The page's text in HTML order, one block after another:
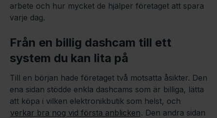
arbete och hur mycket de hjälper företaget att spara
varje dag.
Från en billig dashcam till ett
system du kan lita på
Till en början hade företaget två motsatta åsikter. Den
ena sidan stödde enkla dashcams som är billiga, lätta
att köpa i vilken elektronikbutik som helst, och
verkar bra nog vid första anblicken. Den andra sidan